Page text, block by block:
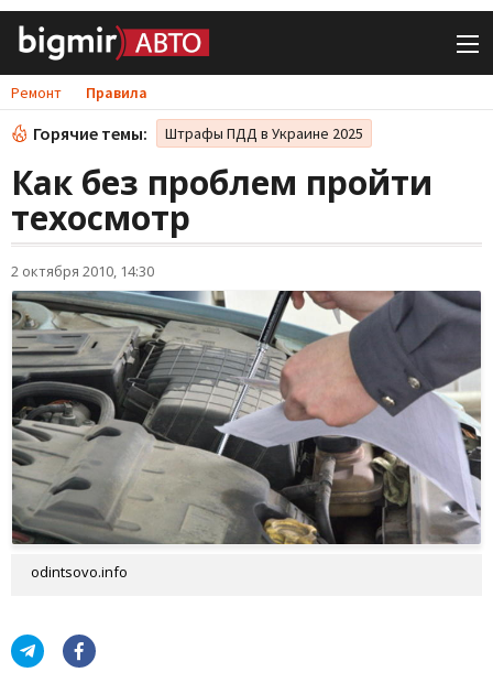
Ремонт Правила
Горячие темы: Штрафы ПДД в Украине 2025
Как без проблем пройти
техосмотр
2 октября 2010, 14:30
odintsovo.info